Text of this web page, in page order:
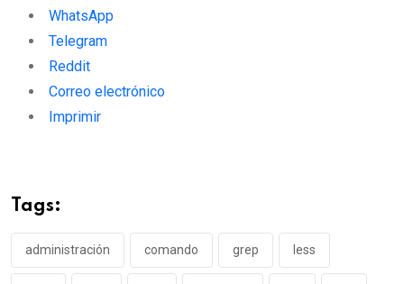
WhatsApp
Telegram
Reddit
Correo electrónico
Imprimir
Tags:
administración comando grep less